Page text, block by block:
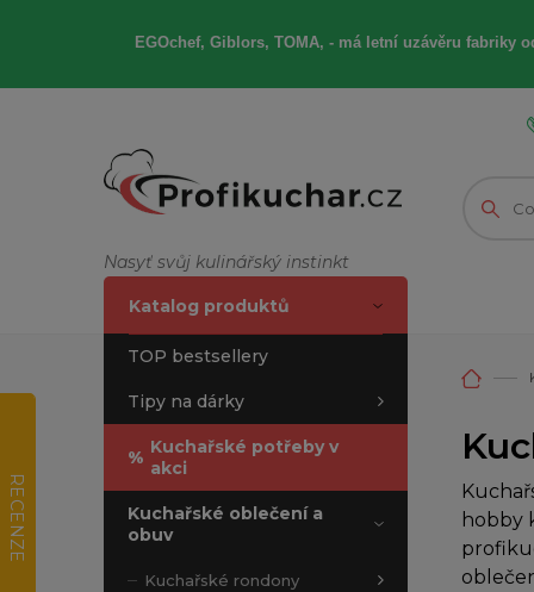
EGOchef, Giblors, TOMA, -má letní uzávěru fabriky
Nasyť svůj kulinářský instinkt
Katalog produktů
TOP bestsellery
Tipy na dárky
% Kuchařské potřeby v
akci
Kuchařské oblečení a
obuv
Kuchařské rondony
hobby
RECENZE